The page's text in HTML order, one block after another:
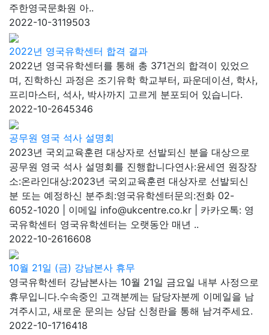
주한영국문화원 아..
2022-10-3119503
2022년 영국유학센터 합격 결과
2022년 영국유학센터를 통해 총 371건의 합격이 있었으
며, 진학하신 과정은 조기유학 학교부터, 파운데이션, 학사,
프리마스터, 석사, 박사까지 고르게 분포되어 있습니다.
2022-10-2645346
공무원 영국 석사 설명회
2023년 국외교육훈련 대상자로 선발되신 분을 대상으로
공무원 영국 석사 설명회를 진행합니다연사:윤세연 원장장
소:온라인대상:2023년 국외교육훈련 대상자로 선발되신
분 또는 예정하신 분주최:영국유학센터문의:전화 02-
6052-1020 | 이메일 info@ukcentre.co.kr | 카카오톡: 영
국유학센터 영국유학센터는 오랫동안 매년 ..
2022-10-2616608
10월 21일 (금) 강남본사 휴무
영국유학센터 강남본사는 10월 21일 금요일 내부 사정으로
휴무입니다.수속중인 고객분께는 담당자분께 이메일을 남
겨주시고, 새로운 문의는 상담 신청란을 통해 남겨주세요.
2022-10-1716418